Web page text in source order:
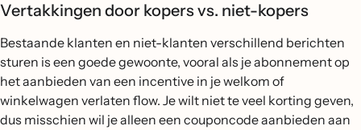
Vertakkingen door kopers vs. niet-kopers
Bestaande klanten en niet-klanten verschillend berichten
sturen is een goede gewoonte, vooral als je abonnement op
het aanbieden van een incentive in je welkom of
winkelwagen verlaten flow. Je wilt niet te veel korting geven,
dus misschien wil je alleen een couponcode aanbieden aan